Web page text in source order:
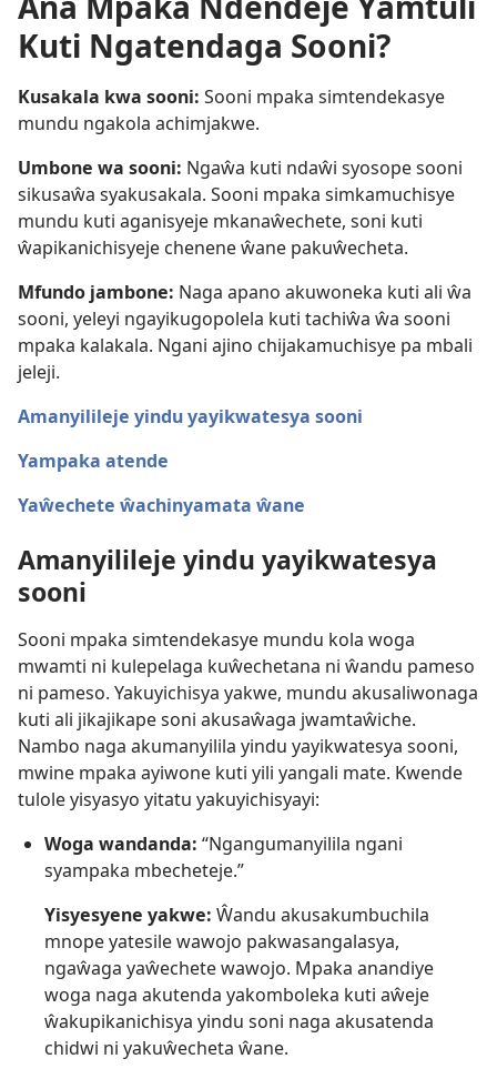
Kuti Ngatendaga Sooni?
Kusakala kwa sooni: Sooni mpaka simtendekasye
mundu ngakola achimjakwe.
Umbone wa sooni: Ngaŵa kuti ndaŵi syosope sooni
sikusaŵa syakusakala. Sooni mpaka simkamuchisye
mundu kuti aganisyeje mkanaŵechete, soni kuti
ŵapikanichisyeje chenene ŵane pakuŵecheta.
Mfundo jambone: Naga apano akuwoneka kuti ali ŵa
sooni, yeleyi ngayikugopolela kuti tachiŵa ŵa sooni
mpaka kalakala. Ngani ajino chijakamuchisye pa mbali
jeleji.
Amanyilileje yindu yayikwatesya sooni
Yampaka atende
Yaŵechete ŵachinyamata ŵane
Amanyilileje yindu yayikwatesya
sooni
Sooni mpaka simtendekasye mundu kola woga
mwamti ni kulepelaga kuŵechetana ni ŵandu pameso
ni pameso. Yakuyichisya yakwe, mundu akusaliwonaga
kuti ali jikajikape soni akusaŵaga jwamtaŵiche.
Nambo naga akumanyilila yindu yayikwatesya sooni,
mwine mpaka ayiwone kuti yili yangali mate. Kwende
tulole yisyasyo yitatu yakuyichisyayi:
Woga wandanda: “Ngangumanyilila ngani
syampaka mbecheteje.”
Yisyesyene yakwe: Ŵandu akusakumbuchila
mnope yatesile wawojo pakwasangalasya,
ngaŵaga yaŵechete wawojo. Mpaka anandiye
woga naga akutenda yakomboleka kuti aŵeje
ŵakupikanichisya yindu soni naga akusatenda
chidwi ni yakuŵecheta ŵane.